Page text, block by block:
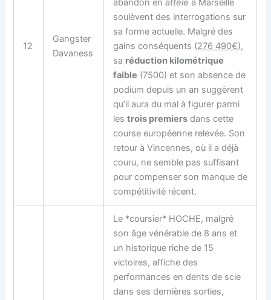
12
Gangster
Davaness
abandon enattelé à Marseille
soulèvent des interrogations sur
sa forme actuelle. Malgré des
gains conséquents (276 490€),
sa réduction kilométrique
faible (7500) et son absence de
podium depuis un an suggèrent
qu’il aura du mal à figurer parmi
lestrois premiers dans cette
course européenne relevée. Son
retour à Vincennes, où il a déjà
couru, ne semble pas suffisant
pour compenser son manque de
compétitivité récent.
Le *coursier* HOCHE, malgré
son âge vénérable de 8 ans et
un historique riche de 15
victoires, affiche des
performances en dents de scie
dans ses dernières sorties,